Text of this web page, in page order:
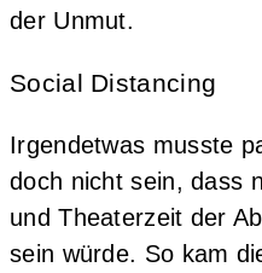
der Unmut.
Social Distancing
Irgend­et­was muss­te
doch nicht sein, dass
und Thea­ter­zeit der
sein wür­de. So kam